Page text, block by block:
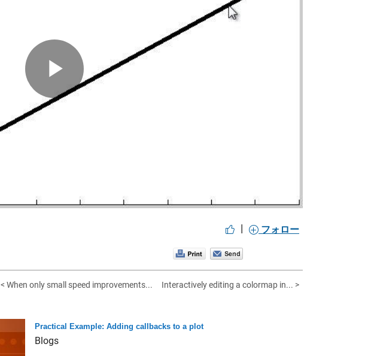
Play
| フォロー
< When only small speed improvements...
Interactively editing a colormap in... >
Practical Example: Adding callbacks to a plot
Blogs